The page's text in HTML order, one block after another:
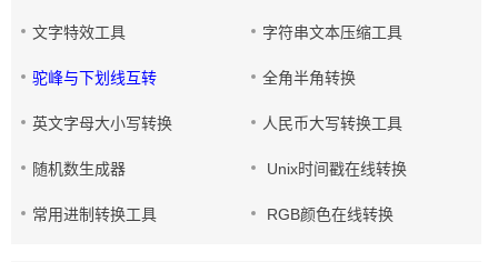
文字特效工具 字符串文本压缩工具
驼峰与下划线互转 全角半角转换
英文字母大小写转换 人民币大写转换工具
随机数生成器 Unix时间戳在线转换
常用进制转换工具 RGB颜色在线转换